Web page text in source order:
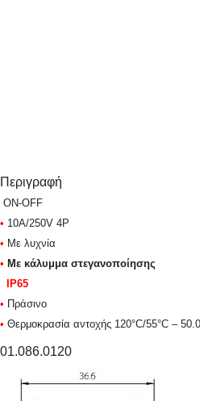
Περιγραφή
ON-OFF
• 10A/250V 4P
• Mε λυχνία
• Με κάλυμμα στεγανοποίησης
IP65
• Πράσινο
• Θερμοκρασία αντοχής 120°C/55°C –
01.086.0120